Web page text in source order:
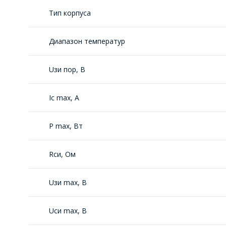
Тип корпуса
Диапазон температур
Uзи пор, В
Ic max, A
P max, Вт
Rси, Oм
Uзи max, В
Uси max, В